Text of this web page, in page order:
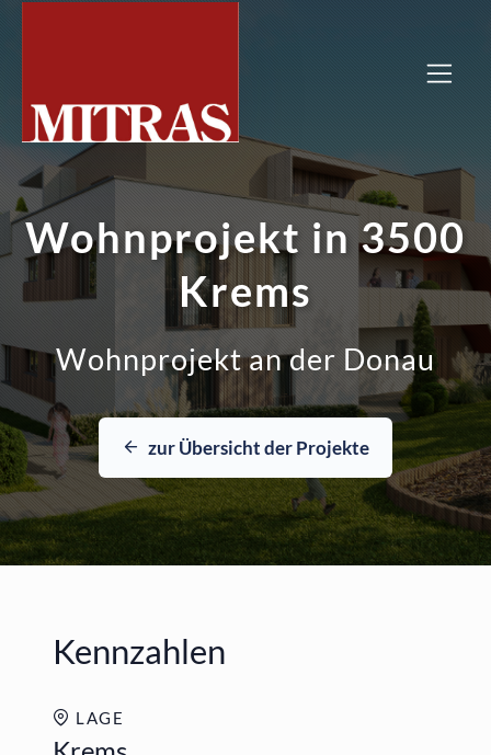
Wohnprojekt in 3500
Krems
Wohnprojekt an der Donau
zur Übersicht der Projekte
Kennzahlen
LAGE